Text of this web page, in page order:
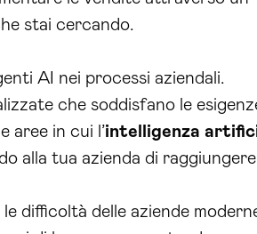
stai cercando.
AI nei processi aziendali.
che soddisfano le
aree in cui l’intelligenza
alla tua azienda di raggiungere
difficoltà delle aziende